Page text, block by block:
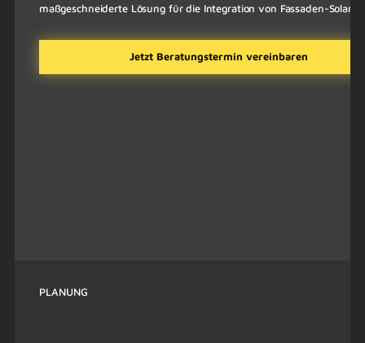
maßgeschneiderte Lösung für die Integration von Fassaden-
Jetzt Beratungstermin vereinbaren
PLANUNG